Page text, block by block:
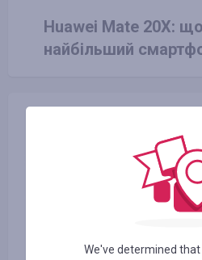
Huawei Mate 20X:
найбільший
We've determined